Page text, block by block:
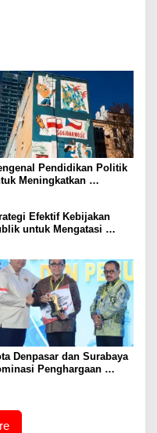
Pendidikan Politik
Meningkatkan
Efektif Kebijakan
untuk Mengatasi
Denpasar dan Surabaya
Penghargaan